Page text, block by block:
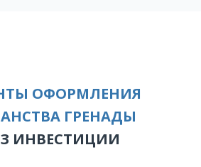
ОФОРМЛЕНИЯ
ГРЕНАДЫ
ИНВЕСТИЦИИ